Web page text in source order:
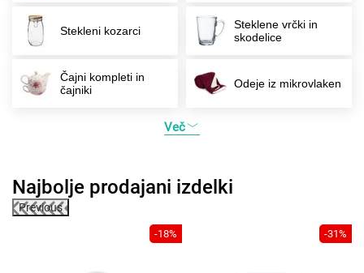
Stekleni kozarci
Steklene vrčki in
skodelice
Čajni kompleti in
čajniki
Odeje iz mikrovlaken
Več
Najbolje prodajani izdelki
Previous
-18% -31%